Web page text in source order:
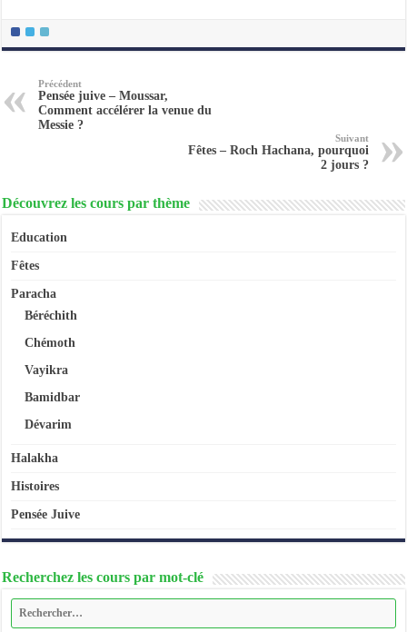
Précédent
Pensée juive – Moussar,
Comment accélérer la venue du
Messie ?
Suivant
Fêtes – Roch Hachana, pourquoi
2 jours ?
Découvrez les cours par thème
Education
Fêtes
Paracha
Béréchith
Chémoth
Vayikra
Bamidbar
Dévarim
Halakha
Histoires
Pensée Juive
Recherchez les cours par mot-clé